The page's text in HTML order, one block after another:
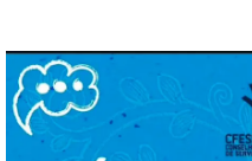
do INSS. O evento acontece
a partir das 8h, no Auditório
da Didática V da UFS. O
seminário, que…